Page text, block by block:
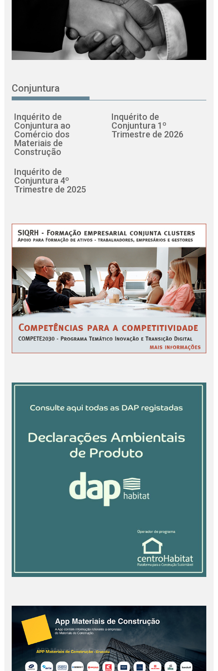
Conjuntura
Inquérito de
Conjuntura ao
Comércio dos
Materiais de
Construção
Inquérito de
Conjuntura 1º
Trimestre de 2026
Inquérito de
Conjuntura 4º
Trimestre de 2025